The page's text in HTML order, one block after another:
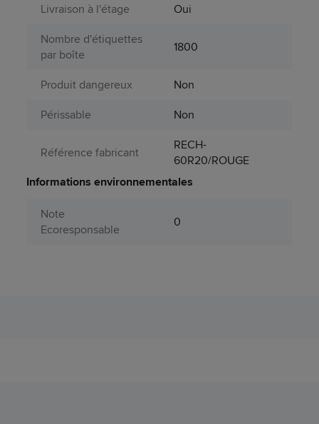
Livraison à l'étage
Oui
Nombre d'étiquettes
par boîte
1800
Produit dangereux
Non
Périssable
Non
Référence fabricant
RECH-
60R20/ROUGE
Informations environnementales
Note
Ecoresponsable
0